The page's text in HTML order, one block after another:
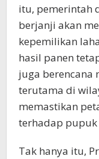
itu, pemerintah
berjanji akan
kepemilikan
hasil panen
juga berencana
terutama di
memastikan
terhadap pupuk
Tak hanya itu,